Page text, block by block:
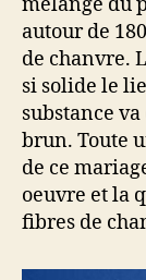
mélange du
autour de
de chanvre.
si solide le
substance
brun. Toute
de ce
oeuvre et la
fibres de